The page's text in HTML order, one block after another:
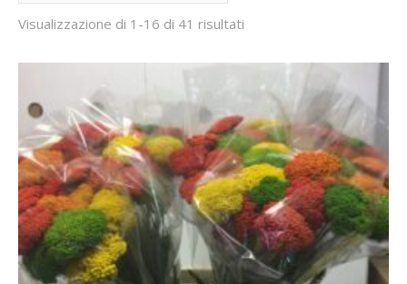
Visualizzazione di 1-16 di 41 risultati